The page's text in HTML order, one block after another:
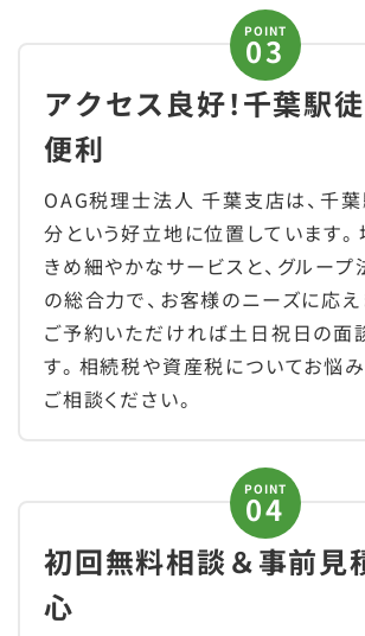
POINT
アクセス良好！千葉駅
便利
OAG税理士法人 千葉支店は、千
分という好立地に位置しています
きめ細やかなサービスと、グループ
の総合力で、お客様のニーズに応え
ご予約いただければ土日祝日の面
す。相続税や資産税についてお悩
ご相談ください。
POINT
初回無料相談＆事前見
心